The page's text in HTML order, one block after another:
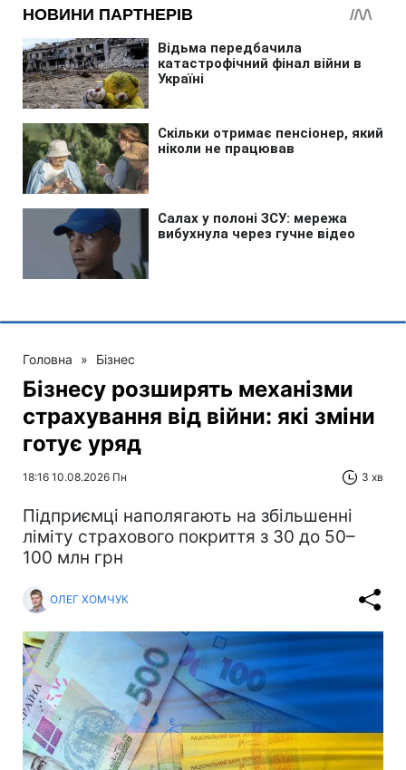
Головна » Бізнес
Бізнесу розширять механізми
страхування від війни: які зміни
готує уряд
18:16 10.08.2026 Пн 3 хв
Підприємці наполягають на збільшенні
ліміту страхового покриття з 30 до 50–
100 млн грн
ОЛЕГ ХОМЧУК